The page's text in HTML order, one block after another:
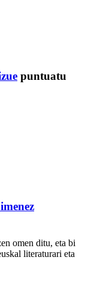
puntuatu
omen ditu, eta bi
literaturari eta